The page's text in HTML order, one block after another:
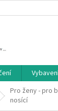
Pro ženy - pro
nosící